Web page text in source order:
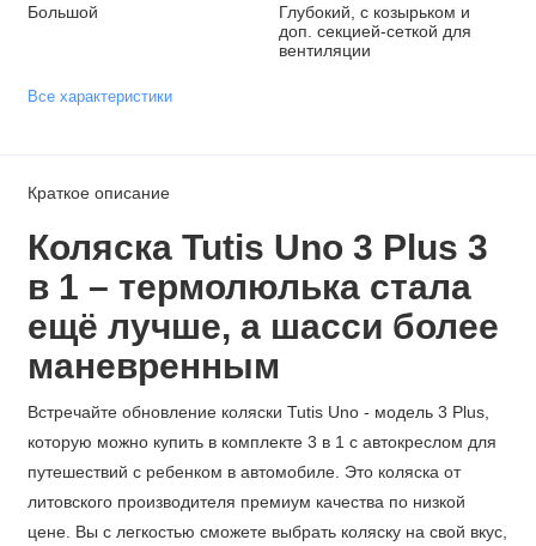
Большой
Глубокий, с козырьком и
доп. секцией-сеткой для
вентиляции
Все характеристики
Краткое описание
Коляска Tutis Uno 3 Plus 3
в 1 – термолюлька стала
ещё лучше, а шасси более
маневренным
Встречайте обновление коляски Tutis Uno - модель 3 Plus,
которую можно купить в комплекте 3 в 1 с автокреслом для
путешествий с ребенком в автомобиле. Это коляска от
литовского производителя премиум качества по низкой
цене. Вы с легкостью сможете выбрать коляску на свой вкус,